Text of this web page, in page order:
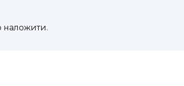
наложити.